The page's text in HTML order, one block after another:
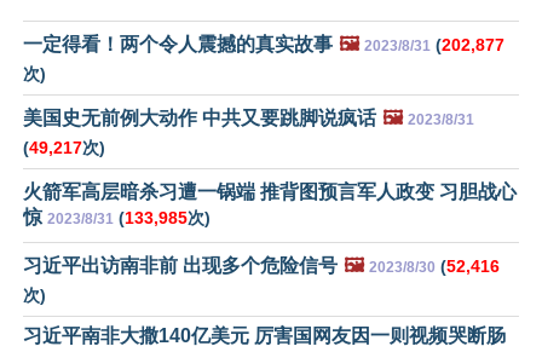
一定得看！两个令人震撼的真实故事 🖼️ 2023/8/31 (202,877
次)
美国史无前例大动作 中共又要跳脚说疯话 🖼️ 2023/8/31
(49,217次)
火箭军高层暗杀习遭一锅端 推背图预言军人政变 习胆战心
惊 2023/8/31 (133,985次)
习近平出访南非前 出现多个危险信号 🖼️ 2023/8/30 (52,416
次)
习近平南非大撒140亿美元 厉害国网友因一则视频哭断肠